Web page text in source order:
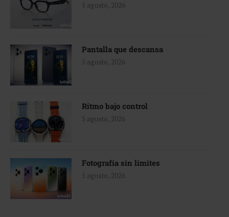
5 agosto, 2026
Pantalla que descansa
5 agosto, 2026
Ritmo bajo control
5 agosto, 2026
Fotografía sin límites
5 agosto, 2026